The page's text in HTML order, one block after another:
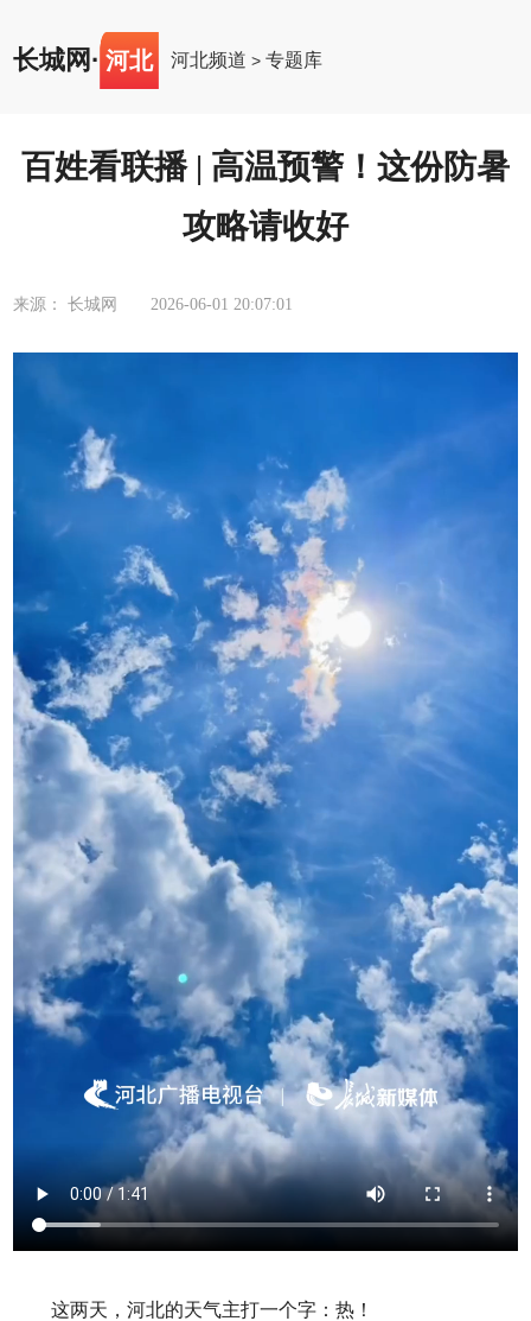
长城网 · 河北 河北频道 >专题库
百姓看联播 | 高温预警！这份防暑
攻略请收好
来源： 长城网 2026-06-01 20:07:01
这两天，河北的天气主打一个字：热！